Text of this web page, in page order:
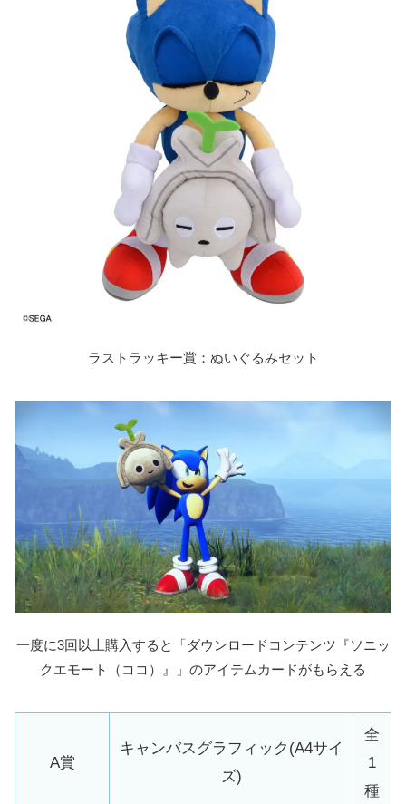
ラストラッキー賞：ぬいぐるみセット
一度に3回以上購入すると「ダウンロードコンテンツ『ソニッ
クエモート（ココ）』」のアイテムカードがもらえる
A賞
キャンバスグラフィック(A4サイ
ズ)
全
1
種